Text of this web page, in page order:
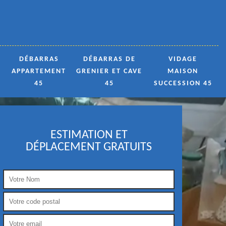
DÉBARRAS
APPARTEMENT
45
DÉBARRAS DE
GRENIER ET CAVE
45
VIDAGE
MAISON
SUCCESSION 45
ESTIMATION ET
DÉPLACEMENT GRATUITS